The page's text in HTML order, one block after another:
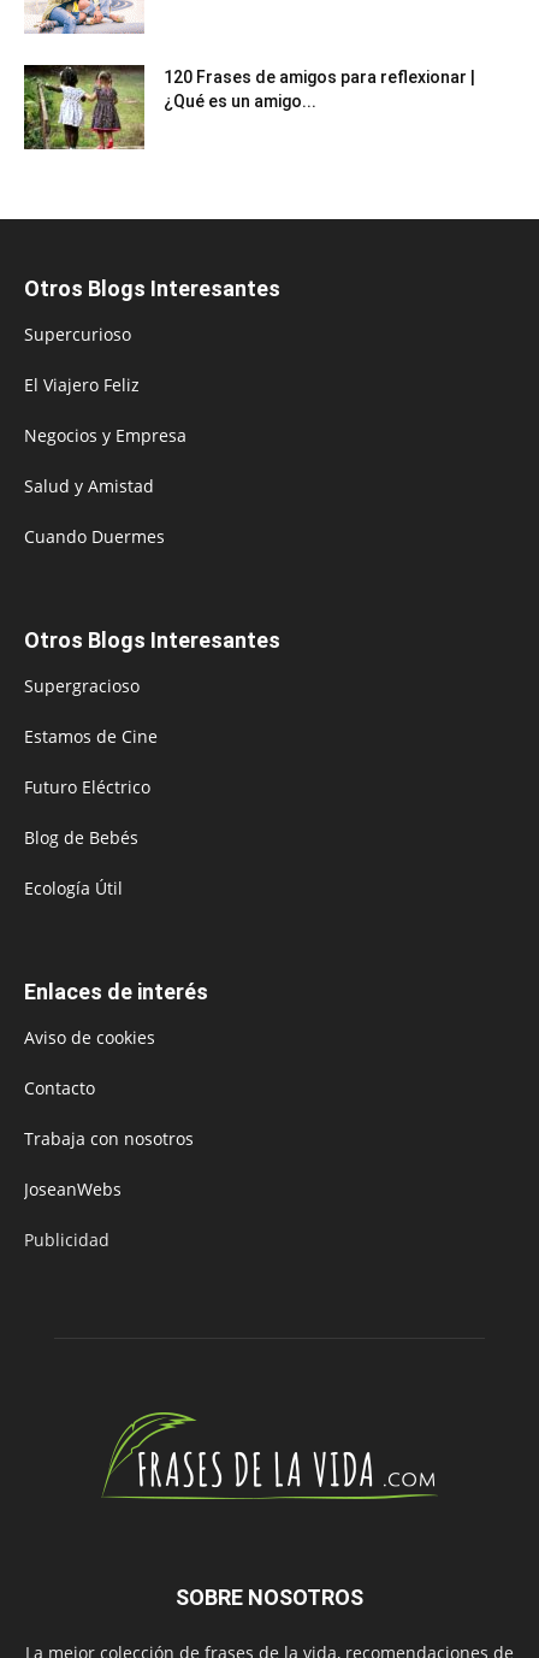
120 Frases de amigos para reflexionar |
¿Qué es un amigo...
Otros Blogs Interesantes
Supercurioso
El Viajero Feliz
Negocios y Empresa
Salud y Amistad
Cuando Duermes
Otros Blogs Interesantes
Supergracioso
Estamos de Cine
Futuro Eléctrico
Blog de Bebés
Ecología Útil
Enlaces de interés
Aviso de cookies
Contacto
Trabaja con nosotros
JoseanWebs
Publicidad
SOBRE NOSOTROS
La mejor colección de frases de la vida, recomendaciones de